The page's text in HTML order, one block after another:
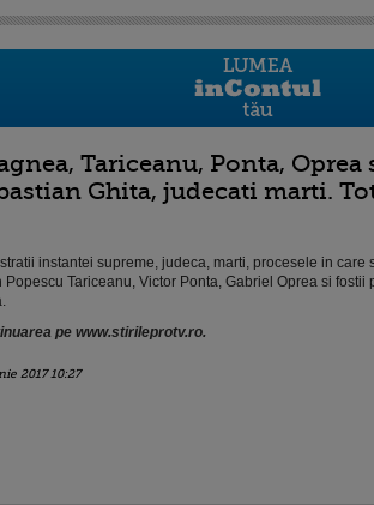
Tariceanu, Ponta,
Ghita, judecati marti.
instantei supreme, judeca, marti, procesele in
Popescu Tariceanu, Victor Ponta, Gabriel Oprea si
pe www.stirileprotv.ro.
2017 10:27